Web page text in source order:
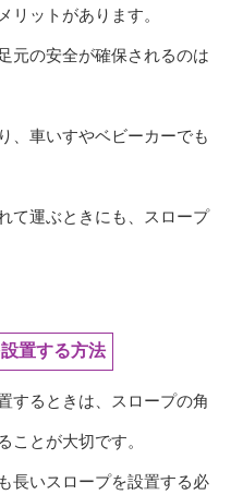
リットがあります。
元の安全が確保されるのは
、車いすやベビーカーでも
て運ぶときにも、スロープ
置する方法
するときは、スロープの角
ことが大切です。
長いスロープを設置する必